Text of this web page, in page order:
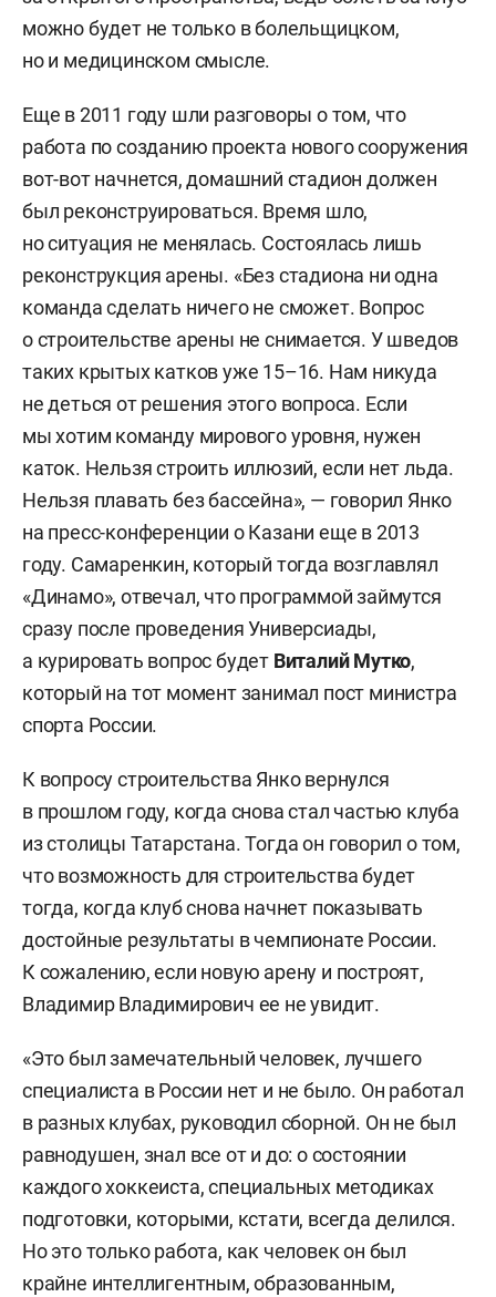
можно будет не только в болельщицком,
но и медицинском смысле.
Еще в 2011 году шли разговоры о том, что
работа по созданию проекта нового сооружения
вот-вот начнется, домашний стадион должен
был реконструироваться. Время шло,
но ситуация не менялась. Состоялась лишь
реконструкция арены. «Без стадиона ни одна
команда сделать ничего не сможет. Вопрос
о строительстве арены не снимается. У шведов
таких крытых катков уже 15–16. Нам никуда
не деться от решения этого вопроса. Если
мы хотим команду мирового уровня, нужен
каток. Нельзя строить иллюзий, если нет льда.
Нельзя плавать без бассейна», — говорил Янко
на пресс-конференции о Казани еще в 2013
году. Самаренкин, который тогда возглавлял
«Динамо», отвечал, что программой займутся
сразу после проведения Универсиады,
а курировать вопрос будет Виталий Мутко,
который на тот момент занимал пост министра
спорта России.
К вопросу строительства Янко вернулся
в прошлом году, когда снова стал частью клуба
из столицы Татарстана. Тогда он говорил о том,
что возможность для строительства будет
тогда, когда клуб снова начнет показывать
достойные результаты в чемпионате России.
К сожалению, если новую арену и построят,
Владимир Владимирович ее не увидит.
«Это был замечательный человек, лучшего
специалиста в России нет и не было. Он работал
в разных клубах, руководил сборной. Он не был
равнодушен, знал все от и до: о состоянии
каждого хоккеиста, специальных методиках
подготовки, которыми, кстати, всегда делился.
Но это только работа, как человек он был
крайне интеллигентным, образованным,